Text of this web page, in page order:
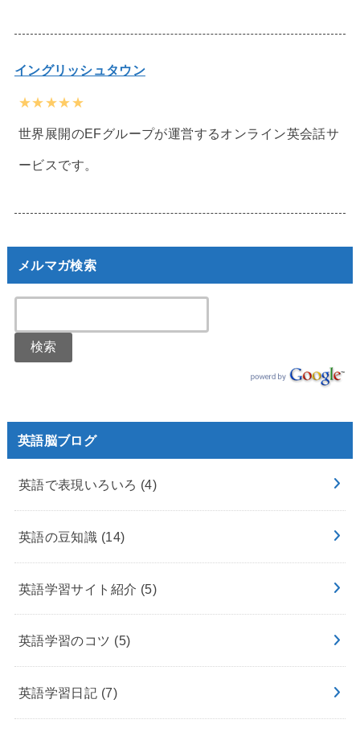
イングリッシュタウン
★★★★★
世界展開のEFグループが運営するオンライン英会話サ
ービスです。
メルマガ検索
英語脳ブログ
英語で表現いろいろ (4)
英語の豆知識 (14)
英語学習サイト紹介 (5)
英語学習のコツ (5)
英語学習日記 (7)